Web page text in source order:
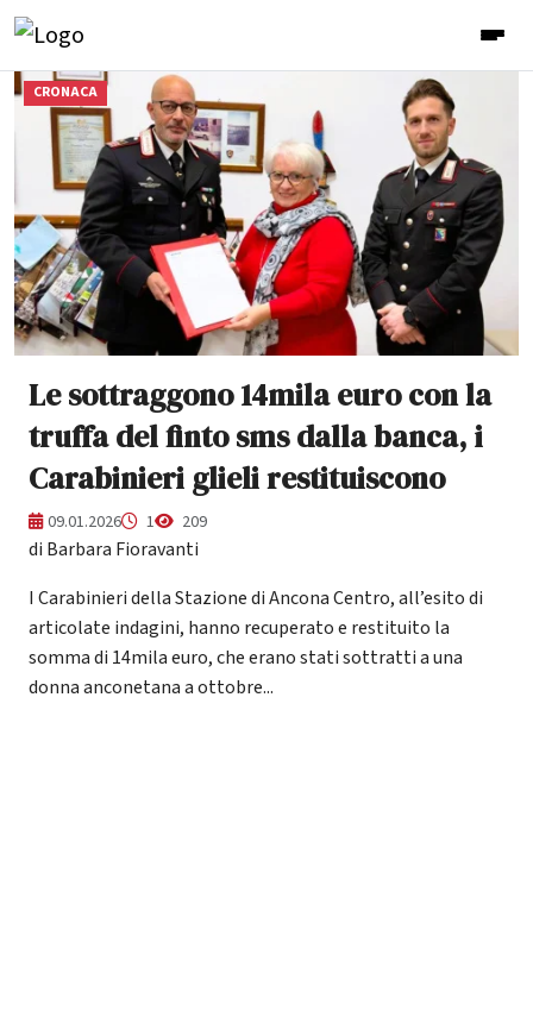
CRONACA
Le sottraggono 14mila euro con la
truffa del finto sms dalla banca, i
Carabinieri glieli restituiscono
09.01.2026 1 209
di Barbara Fioravanti
I Carabinieri della Stazione di Ancona Centro, all’esito di
articolate indagini, hanno recuperato e restituito la
somma di 14mila euro, che erano stati sottratti a una
donna anconetana a ottobre...